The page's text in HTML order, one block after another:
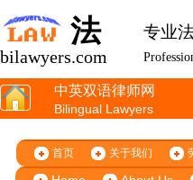
法 专业
bilawyers.com
中英双语律师网
Bilingual Lawyers
首页 关于我们